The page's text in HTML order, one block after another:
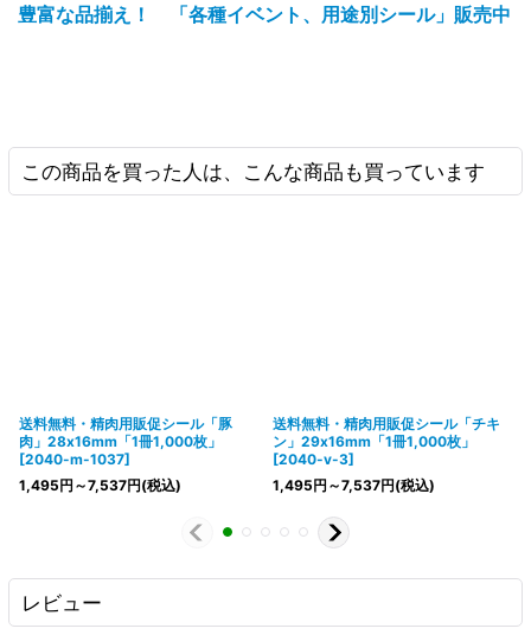
豊富な品揃え！ 「各種イベント、用途別シール」販売中
この商品を買った人は、こんな商品も買っています
送料無料・精肉用販促シール「豚
肉」28x16mm「1冊1,000枚」
[2040-m-1037]
1,495円 ～7,537円(税込)
送料無料・精肉用販促シール「チキ
ン」29x16mm「1冊1,000枚」
[2040-v-3]
1,495円 ～7,537円(税込)
レビュー